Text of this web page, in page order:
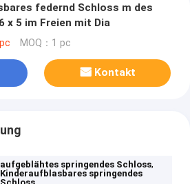
federnd Schloss m des
x 5 im Freien mit Dia
MOQ：1 pc
Kontakt
aufgeblähtes springendes Schloss,
Kinderaufblasbares springendes